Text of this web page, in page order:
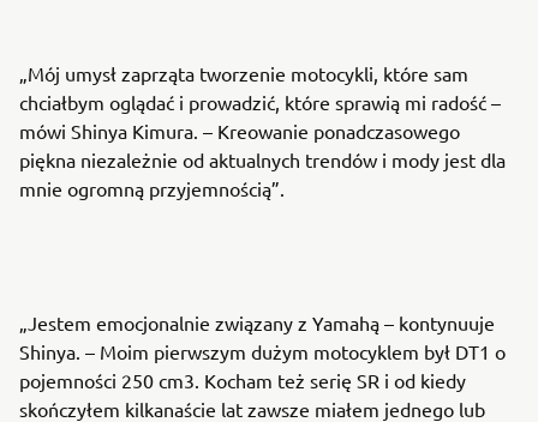
„Mój umysł zaprząta tworzenie motocykli, które sam
chciałbym oglądać i prowadzić, które sprawią mi radość –
mówi Shinya Kimura. – Kreowanie ponadczasowego
piękna niezależnie od aktualnych trendów i mody jest dla
mnie ogromną przyjemnością”.
„Jestem emocjonalnie związany z Yamahą – kontynuuje
Shinya. – Moim pierwszym dużym motocyklem był DT1 o
pojemności 250 cm3. Kocham też serię SR i od kiedy
skończyłem kilkanaście lat zawsze miałem jednego lub